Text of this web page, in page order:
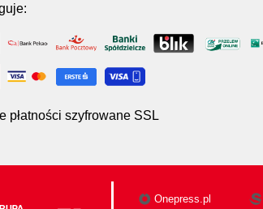
płatności szyfrowane SSL
Onepress.pl